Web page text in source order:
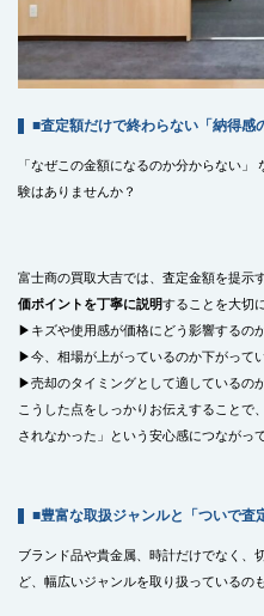
■査定額だけで終わらない「納得感
「なぜこの金額になるのか分からない
験はありませんか？
富士商の買取大吉では、査定金額を提示
価ポイントを丁寧に説明することを大切
▶キズや使用感が価格にどう影響するの
▶今、相場が上がっているのか下がって
▶売却のタイミングとして適しているの
こうした点をしっかりお伝えすることで
されなかった」という安心感につながっ
■豊富な取扱ジャンルと「ついで査
ブランド品や貴金属、時計だけでなく、
ど、幅広いジャンルを取り扱っているの